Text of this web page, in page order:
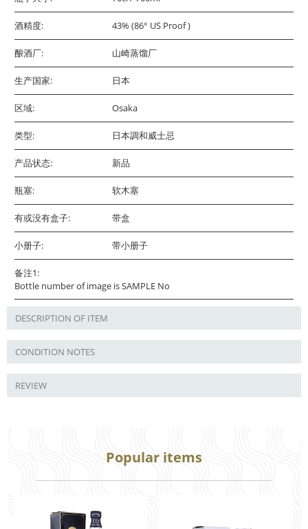
酒精度: 43% (86° US Proof )
酿酒厂: 山崎蒸馏厂
生产国家: 日本
区域: Osaka
类型: 日本調和威士忌
产品状态: 新品
瓶塞: 软木塞
有或没有盒子: 带盒
小册子: 带小册子
备注1:
Bottle number of image is SAMPLE No
DESCRIPTION OF ITEM
CONDITION NOTES
REVIEW
Popular items